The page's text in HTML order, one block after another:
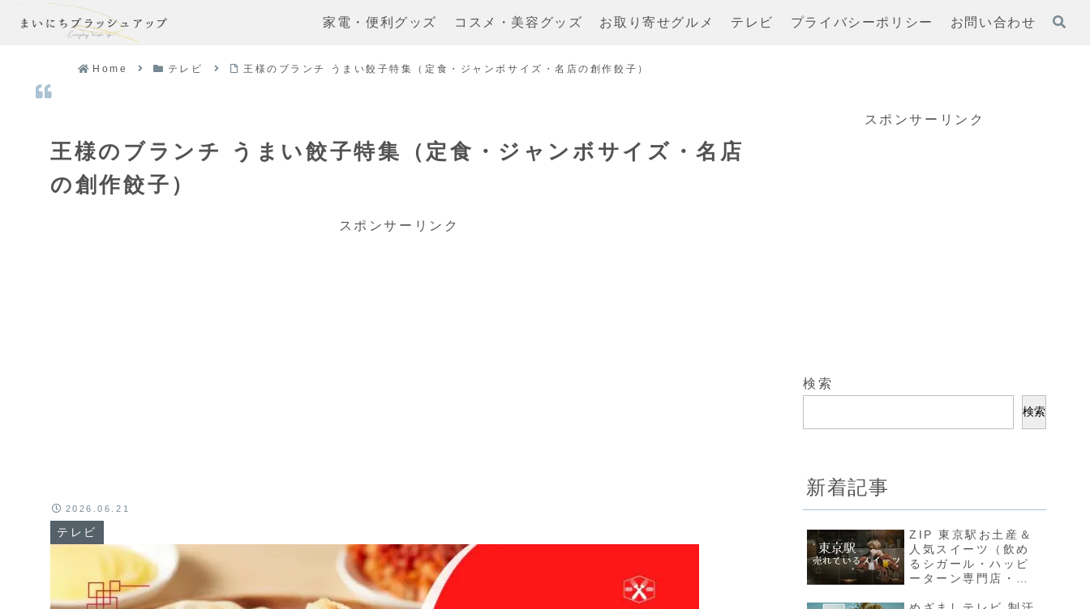
家電・便利グッズ コスメ・美容グッズ お取り寄せグルメ テレビ プライバシーポリシー お問い合わせ
Home テレビ 王様のブランチ うまい餃子特集（定食・ジャンボサイズ・名店の創作餃子）
王様のブランチ うまい餃子特集（定食・ジャンボサイズ・名店
の創作餃子）
スポンサーリンク
テレビ
2026.06.21
スポンサーリンク
検索
検索
新着記事
ZIP 東京駅お土産＆
人気スイーツ（飲め
るシガール・ハッピ
ーターン専門店・夏